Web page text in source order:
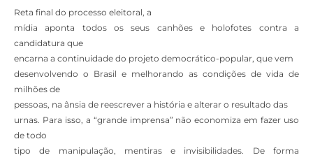
Reta final do processo eleitoral, a
mídia aponta todos os seus canhões e holofotes contra a
candidatura que
encarna a continuidade do projeto democrático-popular, que vem
desenvolvendo o Brasil e melhorando as condições de vida de
milhões de
pessoas, na ânsia de reescrever a história e alterar o resultado das
urnas. Para isso, a “grande imprensa” não economiza em fazer uso
de todo
tipo de manipulação, mentiras e invisibilidades. De forma